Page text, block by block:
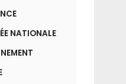
NATIONALE